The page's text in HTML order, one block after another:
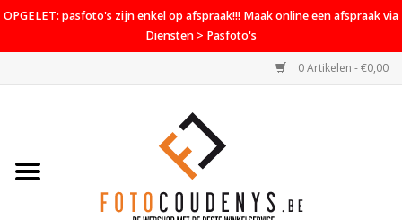
OPGELET: pasfoto's zijn enkel op afspraak!!! Maak online een afspraak via
Diensten > Pasfoto's
0 Artikelen - €0,00
Home